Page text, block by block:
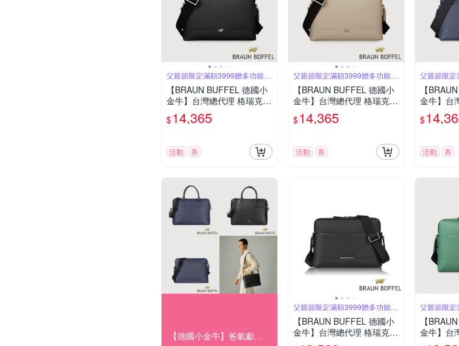
父親節限定滿額3999贈多功能鑰
匙圈
【BRAUN BUFFEL 德國小
金牛】台灣總代理 格瑞克-F
橫式斜背包-黑色/BF586-T
W61-BK
$14,365
活動 券
父親節限定滿額3999贈多功能鑰
匙圈
【BRAUN BUFFEL 德國小
金牛】台灣總代理 格瑞克-F
橫式斜背包-杏色/BF586-T
W61-HM
$14,365
活動 券
父親節限
匙圈
【
金牛】台
橫式斜背
W61-DB
$
活動 券
【德國小金牛】爸氣獻禮 全館皮件5折起
父親節限定滿額3999贈多功能鑰
匙圈
【BRAUN BUFFEL 德國小
金牛】台灣總代理 格瑞克D
中型斜背包-黑色/BF513-T
父親節限
匙圈
【
金牛】台灣總
中型斜背